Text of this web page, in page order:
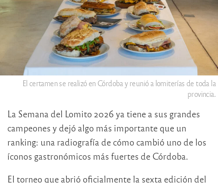
El certamen se realizó en Córdoba y reunió a lomiterías de toda la
provincia.
La Semana del Lomito 2026 ya tiene a sus grandes
campeones y dejó algo más importante que un
ranking: una radiografía de cómo cambió uno de los
íconos gastronómicos más fuertes de Córdoba.
El torneo que abrió oficialmente la sexta edición del